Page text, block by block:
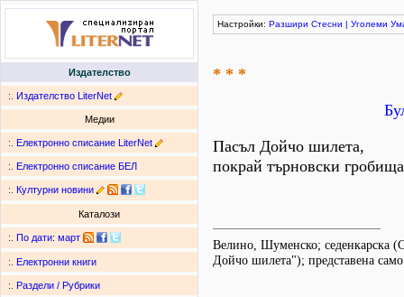
Издателство
:. Издателство LiterNet
Медии
:. Електронно списание LiterNet
:. Електронно списание БЕЛ
:. Културни новини
Каталози
:. По дати: март
:. Електронни книги
:. Раздели / Рубрики
Настройки: Разшири Стесни | Уголеми
* * *
Пасъл Дойчо шилета,
покрай търновски
Велино, Шуменско; седенкарска
Дойчо шилета"); представена само